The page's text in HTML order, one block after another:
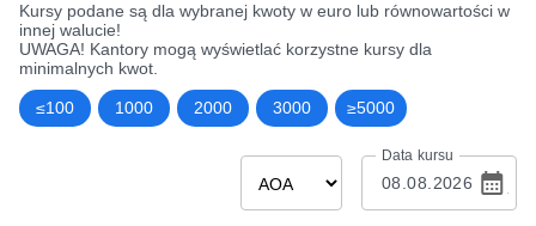
Kursy podane są dla wybranej kwoty w euro lub równowartości w
innej walucie!
UWAGA! Kantory mogą wyświetlać korzystne kursy dla
minimalnych kwot.
≤100 1000 2000 3000 ≥5000
Data kursu